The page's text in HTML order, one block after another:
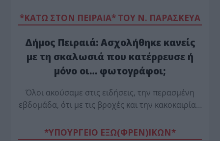
*ΚΑΤΩ ΣΤΟΝ ΠΕΙΡΑΙΑ* ΤΟΥ Ν. ΠΑΡΑΣΚΕΥΑ
Δήμος Πειραιά: Ασχολήθηκε κανείς
με τη σκαλωσιά που κατέρρευσε ή
μόνο οι… φωτογράφοι;
Όλοι ακούσαμε στις ειδήσεις, την περασμένη
εβδομάδα, ότι με τις βροχές και την κακοκαιρία…
*ΥΠΟΥΡΓΕΙΟ ΕΞΩ(ΦΡΕΝ)ΙΚΩΝ*